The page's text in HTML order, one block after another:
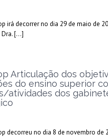
irá decorrer no dia 29 de maio de
Dra. […]
Articulação dos
do ensino superior
atividades dos
decorreu no dia 8 de novembro de